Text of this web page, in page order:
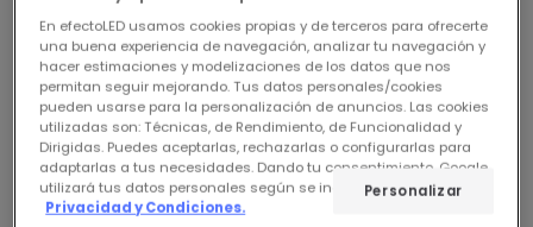
En efectoLED usamos cookies propias y de terceros para ofrecerte
una buena experiencia de navegación, analizar tu navegación y
hacer estimaciones y modelizaciones de los datos que nos
permitan seguir mejorando. Tus datos personales/cookies
pueden usarse para la personalización de anuncios. Las cookies
utilizadas son: Técnicas, de Rendimiento, de Funcionalidad y
Dirigidas. Puedes aceptarlas, rechazarlas o configurarlas para
adaptarlas a tus necesidades. Dando tu consentimiento, Google
utilizará tus datos personales según se indica en su sitio de
Privacidad y Condiciones.
Personalizar